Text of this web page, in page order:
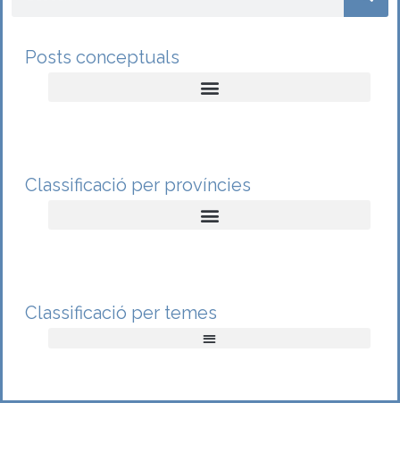
Posts conceptuals
Classificació per províncies
Classificació per temes